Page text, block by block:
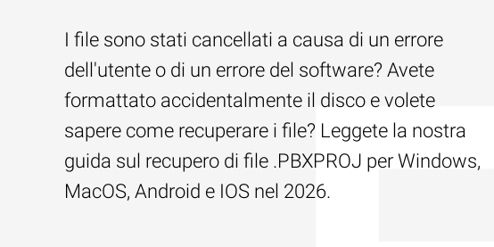
I file sono stati cancellati a causa di un errore
dell'utente o di un errore del software? Avete
formattato accidentalmente il disco e volete
sapere come recuperare i file? Leggete la nostra
guida sul recupero di file .PBXPROJ per Windows,
MacOS, Android e IOS nel 2026.